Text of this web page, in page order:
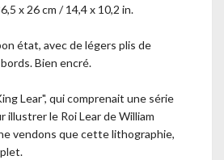
x 26 cm / 14,4 x 10,2 in.
état, avec de légers plis de
Bien encré.
Lear", qui comprenait une série
illustrer le Roi Lear de William
vendons que cette lithographie,